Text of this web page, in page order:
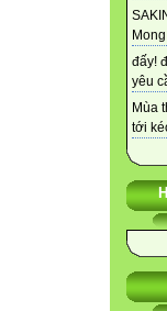
đấy!
yêu
Mùa
tới